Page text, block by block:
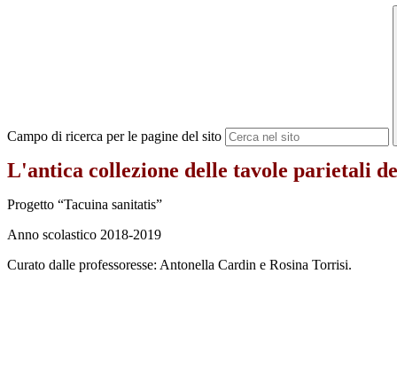
Campo di ricerca per le pagine del sito
L'antica collezione delle tavole parietali
Progetto “Tacuina sanitatis”
Anno scolastico 2018-2019
Curato dalle professoresse: Antonella Cardin e Rosina Torrisi.